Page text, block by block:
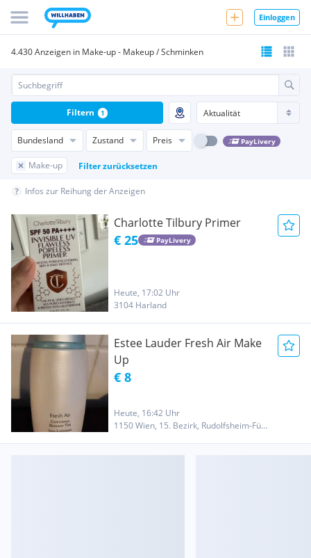
Einloggen
4.430 Anzeigen in Make-up - Makeup / Schminken
Bundesland Zustand Preis PayLivery
Make-up Filter zurücksetzen
Filtern 1
Infos zur Reihung der Anzeigen
Charlotte Tilbury Primer
€ 25 PayLivery
Heute, 17:02 Uhr
3104 Harland
Estee Lauder Fresh Air Make
Up
€ 8
Heute, 16:42 Uhr
1150 Wien, 15. Bezirk, Rudolfsheim-Fünfhaus